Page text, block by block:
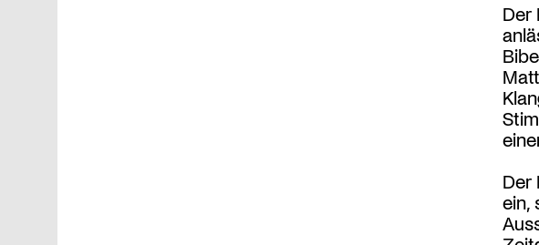
Der
Der
ein,